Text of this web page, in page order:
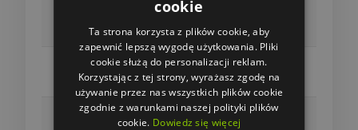
Gramatura (przedział)
do 150 g/m²
Materiał (ogólnie)
Bawełna
Rękaw
cookie
Ta strona korzysta z plików cookie, aby
zapewnić lepszą wygodę użytkowania. Pliki
cookie służą do personalizacji reklam.
Korzystając z tej strony, wyrażasz zgodę na
używanie przez nas wszystkich plików cookie
zgodnie z warunkami naszej polityki plików
cookie. Dowiedz się więcej